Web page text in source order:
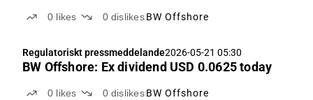
0 likes 0 dislikes BW Offshore
Regulatoriskt pressmeddelande2026-05-21 05:30
BW Offshore: Ex dividend USD 0.0625 today
0 likes 0 dislikes BW Offshore